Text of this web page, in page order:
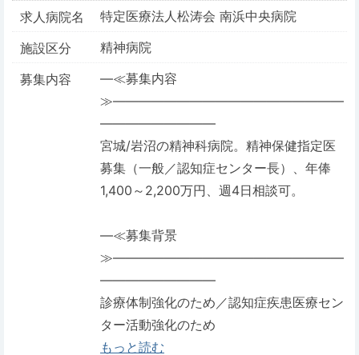
求人病院名
特定医療法人松涛会 南浜中央病院
施設区分
精神病院
募集内容
―≪募集内容
≫――――――――――――――――――
―――――――――
宮城/岩沼の精神科病院。精神保健指定医
募集（一般／認知症センター長）、年俸
1,400～2,200万円、週4日相談可。
―≪募集背景
≫――――――――――――――――――
―――――――――
診療体制強化のため／認知症疾患医療セン
ター活動強化のため
もっと読む